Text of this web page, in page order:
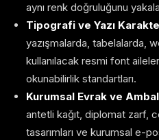
aynı renk doğruluğunu
Tipografi ve Yazı
yazışmalarda, tabelalarda,
kullanılacak resmi font
okunabilirlik standartları.
Kurumsal Evrak ve
antetli kağıt, diplomat zarf,
tasarımları ve kurumsal e-